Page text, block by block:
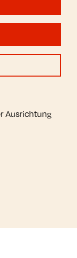
Ausrichtung